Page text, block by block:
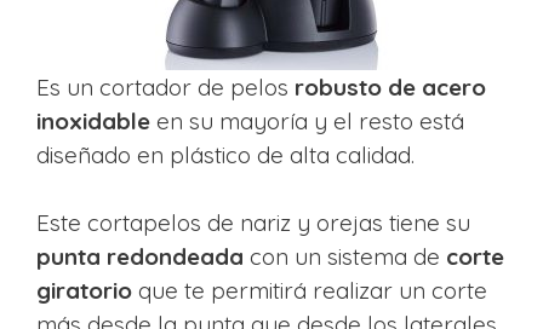
Es un cortador de pelos robusto de acero
inoxidable en su mayoría y el resto está
diseñado en plástico de alta calidad.
Este cortapelos de nariz y orejas tiene su
punta redondeada con un sistema de corte
giratorio que te permitirá realizar un corte